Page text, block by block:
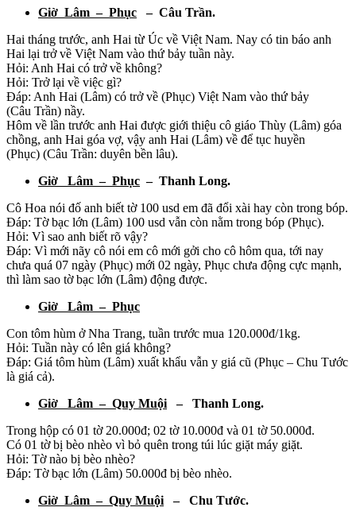
Giờ Lâm – Phục – Câu Trần.
Hai tháng trước, anh Hai từ Úc về Việt Nam. Nay có tin báo anh
Hai lại trở về Việt Nam vào thứ bảy tuần này.
Hỏi: Anh Hai có trở về không?
Hỏi: Trở lại về việc gì?
Đáp: Anh Hai (Lâm) có trở về (Phục) Việt Nam vào thứ bảy
(Câu Trần) nầy.
Hôm về lần trước anh Hai được giới thiệu cô giáo Thùy (Lâm) góa
chồng, anh Hai góa vợ, vậy anh Hai (Lâm) về để tục huyền
(Phục) (Câu Trần: duyên bền lâu).
Giờ Lâm – Phục – Thanh Long.
Cô Hoa nói đố anh biết tờ 100 usd em đã đổi xài hay còn trong bóp.
Đáp: Tờ bạc lớn (Lâm) 100 usd vẫn còn nằm trong bóp (Phục).
Hỏi: Vì sao anh biết rõ vậy?
Đáp: Vì mới nãy cô nói em cô mới gởi cho cô hôm qua, tới nay
chưa quá 07 ngày (Phục) mới 02 ngày, Phục chưa động cực mạnh,
thì làm sao tờ bạc lớn (Lâm) động được.
Giờ Lâm – Phục
Con tôm hùm ở Nha Trang, tuần trước mua 120.000đ/1kg.
Hỏi: Tuần này có lên giá không?
Đáp: Giá tôm hùm (Lâm) xuất khẩu vẫn y giá cũ (Phục – Chu Tước
là giá cả).
Giờ Lâm – Quy Muội– Thanh Long.
Trong hộp có 01 tờ 20.000đ; 02 tờ 10.000đ và 01 tờ 50.000đ.
Có 01 tờ bị bèo nhèo vì bỏ quên trong túi lúc giặt máy giặt.
Hỏi: Tờ nào bị bèo nhèo?
Đáp: Tờ bạc lớn (Lâm) 50.000đ bị bèo nhèo.
Giờ Lâm – Quy Muội– Chu Tước.